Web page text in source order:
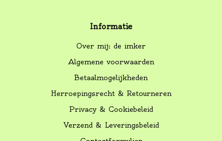
Informatie
Over mij: de imker
Algemene voorwaarden
Betaalmogelijkheden
Herroepingsrecht & Retourneren
Privacy & Cookiebeleid
Verzend & Leveringsbeleid